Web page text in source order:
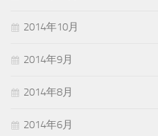
2014年10月
2014年9月
2014年8月
2014年6月